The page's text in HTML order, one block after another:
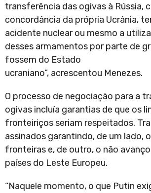
transferência das ogivas à Rússia,
concordância da própria Ucrânia,
acidente nuclear ou mesmo a
desses armamentos por parte de
fossem do Estado
ucraniano”, acrescentou Menezes.
O processo de negociação para a
ogivas incluía garantias de que os
fronteiriços seriam respeitados.
assinados garantindo, de um lado,
fronteiras e, de outro, o não
países do Leste Europeu.
“Naquele momento, o que Putin